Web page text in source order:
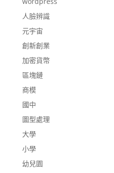
人臉辨識
元宇宙
創新創業
加密貨幣
區塊鏈
商模
國中
圖型處理
大學
小學
幼兒園